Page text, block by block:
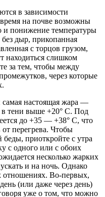
в зависимости
на почве возможны
и понижение температуры
дыр, прикопанная
с торцов грузом,
находиться слишком
за тем, чтобы между
через которые
настоящая жара —
в тени выше +20° С. Под
до +35 — +38° С, что
перегрева. Чтобы
беды, приоткройте с утра
с одного или с обоих
несколько жарких
и на ночь. Однако
отношениях. Во-первых,
(или даже через день)
уже о том, что можно